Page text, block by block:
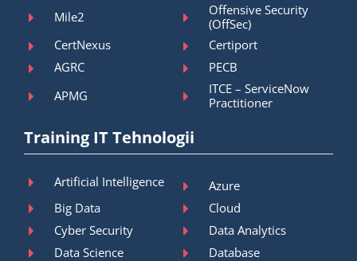
Mile2
Offensive Security
(OffSec)
CertNexus
Certiport
AGRC
PECB
APMG
ITCE – ServiceNow
Practitioner
Training IT Tehnologii
Artificial Intelligence
Azure
Big Data
Cloud
Cyber Security
Data Analytics
Data Science
Database